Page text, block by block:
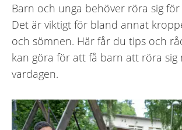
Barn och unga behöver röra sig
Det är viktigt för bland annat
och sömnen. Här får du tips och
kan göra för att få barn att röra sig
vardagen.